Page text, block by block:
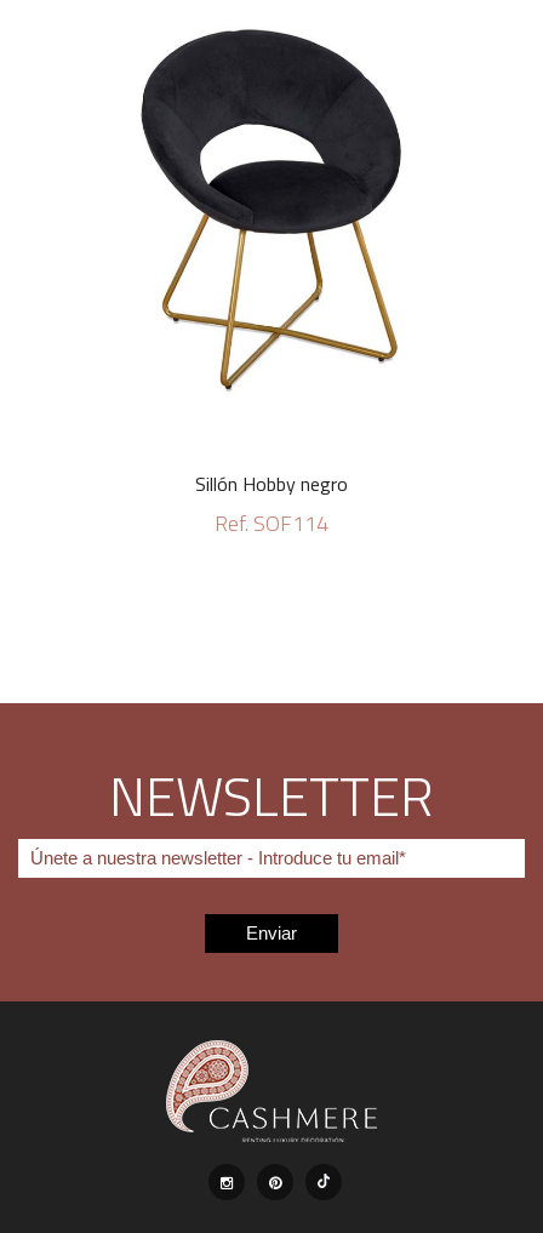
Sillón Hobby negro
Ref. SOF114
NEWSLETTER